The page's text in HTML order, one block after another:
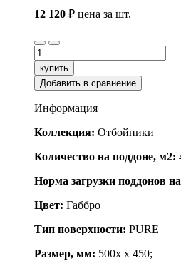
12 120 ₽ цена за шт.
купить
Добавить в сравнение
Информация
Коллекция: Отбойники
Количество на поддоне, м2:
Норма загрузки поддонов
Цвет: Габбро
Тип поверхности: PURE
Размер, мм: 500x x 450;